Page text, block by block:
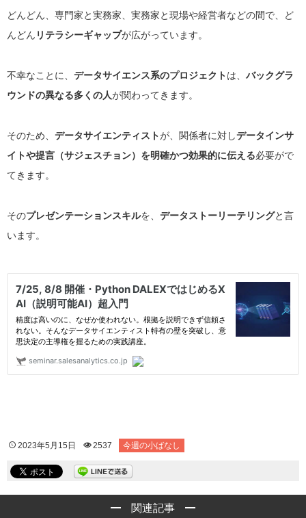
どんどん、専門家と実務家、実務家と現場や経営者などの間で、ど
んどん リテラシーギャップが広がっています。
不幸なことに、 データサイエンス系のプロジェクトは、 バックグラ
ウンドの異なる多くの人が関わってきます。
そのため、 データサイエンティストが、関係者に対しデータインサ
イトや提言（サジェスチョン）を明確かつ効果的に伝える必要がで
てきます。
そのプレゼンテーションスキルを、 データストーリーテリングと言
います。
2023年5月15日 2537 今週の小ばなし
関連記事